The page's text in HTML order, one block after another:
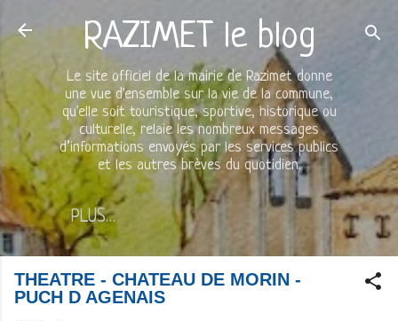
Accéder au contenu principal
RAZIMET le blog
Le site officiel de la mairie de Razimet donne
une vue d'ensemble sur la vie de la commune,
qu'elle soit touristique, sportive, historique ou
culturelle, relaie les nombreux messages
d’informations envoyés par les services publics
et les autres brèves du quotidien.
PLUS…
THEATRE - CHATEAU DE MORIN -
PUCH D AGENAIS